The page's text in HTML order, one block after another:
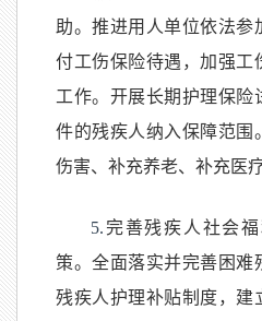
助。推进用人单位依法参
付工伤保险待遇，加强工
工作。开展长期护理保险
件的残疾人纳入保障范围
伤害、补充养老、补充医
5. 完善残疾人社会
策。全面落实并完善困难
残疾人护理补贴制度，建